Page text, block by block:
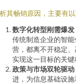
其畅销原因，主要有以
数字化转型刚需爆发
传统制造企业的智
营，都离不开稳定
实现这一目标的关键
政策与市场双轮驱动
进，为信息基础设